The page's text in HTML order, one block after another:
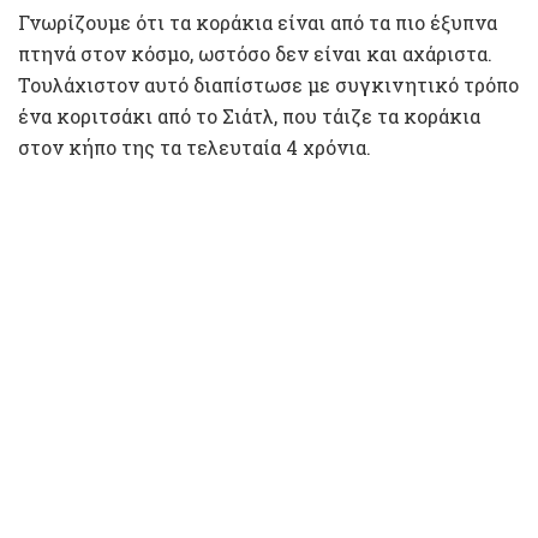
Γνωρίζουμε ότι τα κοράκια είναι από τα πιο έξυπνα
πτηνά στον κόσμο, ωστόσο δεν είναι και αχάριστα.
Τουλάχιστον αυτό διαπίστωσε με συγκινητικό τρόπο
ένα κοριτσάκι από το Σιάτλ, που τάιζε τα κοράκια
στον κήπο της τα τελευταία 4 χρόνια.